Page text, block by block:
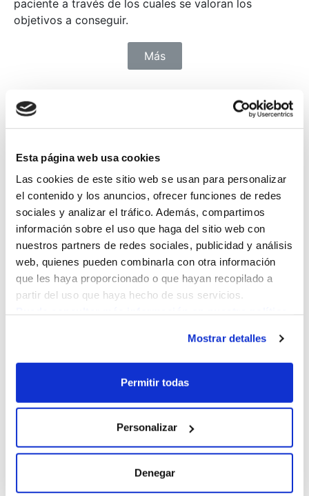
Esta página web usa cookies
Las cookies de este sitio web se usan para personalizar
el contenido y los anuncios, ofrecer funciones de redes
sociales y analizar el tráfico. Además, compartimos
información sobre el uso que haga del sitio web con
nuestros partners de redes sociales, publicidad y análisis
web, quienes pueden combinarla con otra información
que les haya proporcionado o que hayan recopilado a
partir del uso que haya hecho de sus servicios.
Mostrar detalles
Permitir todas
Personalizar
Denegar
paciente a través de los cuales se valoran los
objetivos a conseguir.
Más
Pilates terapéutico
Movimientos suaves, lentos y coordinados,
intentando conseguir la mayor precisión posible a
través del control de la respiración, la correcta
alineación del cuerpo y la concentración
Más
Yoga
logre equilibrio y armonía espiritual, mediante la
meditación y ejercicios posturales y respiratorios.